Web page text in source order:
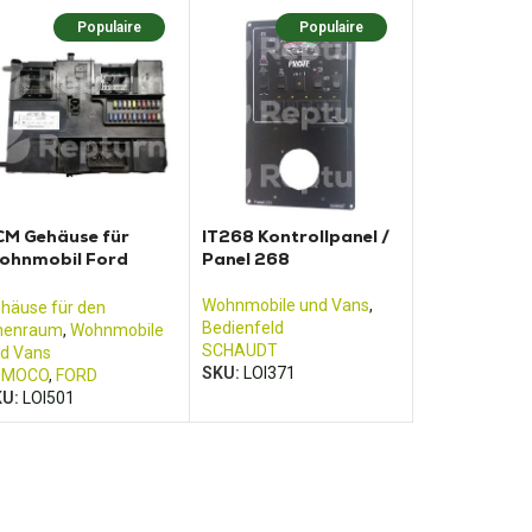
Populaire
Gehäuse für
Ford
für den
, Wohnmobile
Vans
, FORD
LOI501
Populaire
IT268 Kontrollpanel /
Panel 268
Wohnmobile und Vans,
Bedienfeld
SCHAUDT
SKU: LOI371